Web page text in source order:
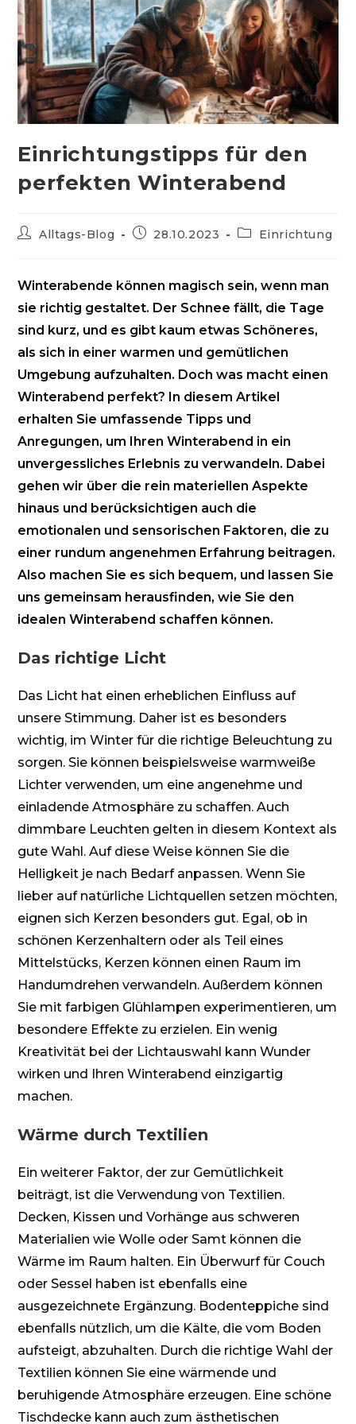
Einrichtungstipps für den
perfekten Winterabend
Beitrags-
Alltags-Blog
Beitrag28.10.2023
Beitrags-
Einrichtung
Winterabende können magisch sein, wenn man
sie richtig gestaltet. Der Schnee fällt, die Tage
sind kurz, und es gibt kaum etwas Schöneres,
als sich in einer warmen und gemütlichen
Umgebung aufzuhalten. Doch was macht einen
Winterabend perfekt? In diesem Artikel
erhalten Sie umfassende Tipps und
Anregungen, um Ihren Winterabend in ein
unvergessliches Erlebnis zu verwandeln. Dabei
gehen wir über die rein materiellen Aspekte
hinaus und berücksichtigen auch die
emotionalen und sensorischen Faktoren, die zu
einer rundum angenehmen Erfahrung beitragen.
Also machen Sie es sich bequem, und lassen Sie
uns gemeinsam herausfinden, wie Sie den
idealen Winterabend schaffen können.
Das richtige Licht
Das Licht hat einen erheblichen Einfluss auf
unsere Stimmung. Daher ist es besonders
wichtig, im Winter für die richtige Beleuchtung zu
sorgen. Sie können beispielsweise warmweiße
Lichter verwenden, um eine angenehme und
einladende Atmosphäre zu schaffen. Auch
dimmbare Leuchten gelten in diesem Kontext als
gute Wahl. Auf diese Weise können Sie die
Helligkeit je nach Bedarf anpassen. Wenn Sie
lieber auf natürliche Lichtquellen setzen möchten,
eignen sich Kerzen besonders gut. Egal, ob in
schönen Kerzenhaltern oder als Teil eines
Mittelstücks, Kerzen können einen Raum im
Handumdrehen verwandeln. Außerdem können
Sie mit farbigen Glühlampen experimentieren, um
besondere Effekte zu erzielen. Ein wenig
Kreativität bei der Lichtauswahl kann Wunder
wirken und Ihren Winterabend einzigartig
machen.
Wärme durch Textilien
Ein weiterer Faktor, der zur Gemütlichkeit
beiträgt, ist die Verwendung von Textilien.
Decken, Kissen und Vorhänge aus schweren
Materialien wie Wolle oder Samt können die
Wärme im Raum halten. Ein Überwurf für Couch
oder Sessel haben ist ebenfalls eine
ausgezeichnete Ergänzung. Bodenteppiche sind
ebenfalls nützlich, um die Kälte, die vom Boden
aufsteigt, abzuhalten. Durch die richtige Wahl der
Textilien können Sie eine wärmende und
beruhigende Atmosphäre erzeugen. Eine schöne
Tischdecke kann auch zum ästhetischen